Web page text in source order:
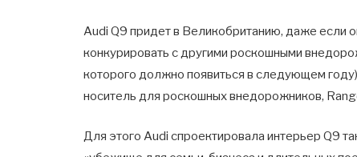
Audi Q9 придет в Великобританию, даже если
конкурировать с другими роскошными
которого должно появиться в следующем
носитель для роскошных внедорожников,
Для этого Audi спроектировала интерьер Q9